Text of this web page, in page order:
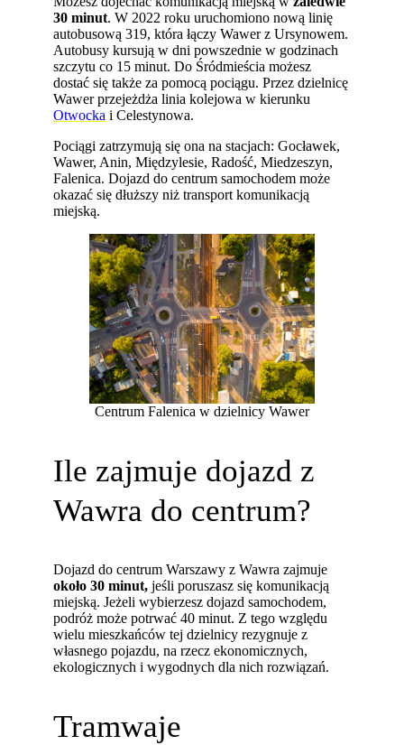
30 minut. W 2022 roku uruchomiono nową linię
autobusową 319, która łączy Wawer z Ursynowem.
Autobusy kursują w dni powszednie w godzinach
szczytu co 15 minut. Do Śródmieścia możesz
dostać się także za pomocą pociągu. Przez dzielnicę
Wawer przejeżdża linia kolejowa w kierunku
Otwocka i Celestynowa.
Pociągi zatrzymują się ona na stacjach: Gocławek,
Wawer, Anin, Międzylesie, Radość, Miedzeszyn,
Falenica. Dojazd do centrum samochodem może
okazać się dłuższy niż transport komunikacją
miejską.
Centrum Falenica w dzielnicy Wawer
Ile zajmuje dojazd z
Wawra do centrum?
Dojazd do centrum Warszawy z Wawra zajmuje
około 30 minut, jeśli poruszasz się komunikacją
miejską. Jeżeli wybierzesz dojazd samochodem,
podróż może potrwać 40 minut. Z tego względu
wielu mieszkańców tej dzielnicy rezygnuje z
własnego pojazdu, na rzecz ekonomicznych,
ekologicznych i wygodnych dla nich rozwiązań.
Tramwaje